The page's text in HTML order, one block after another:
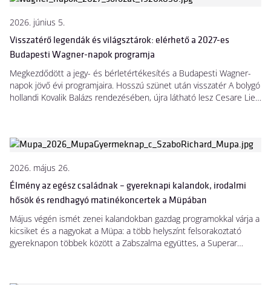
2026. június 5.
Visszatérő legendák és világsztárok: elérhető a 2027-es
Budapesti Wagner-napok programja
Megkezdődött a jegy- és bérletértékesítés a Budapesti Wagner-
napok jövő évi programjaira. Hosszú szünet után visszatér A bolygó
hollandi Kovalik Balázs rendezésében, újra látható lesz Cesare Lievi
2026. május 26.
Élmény az egész családnak – gyereknapi kalandok, irodalmi
hősök és rendhagyó matinékoncertek a Müpában
Május végén ismét zenei kalandokban gazdag programokkal várja a
kicsiket és a nagyokat a Müpa: a több helyszínt felsorakoztató
gyereknapon többek között a Zabszalma együttes, a Superar